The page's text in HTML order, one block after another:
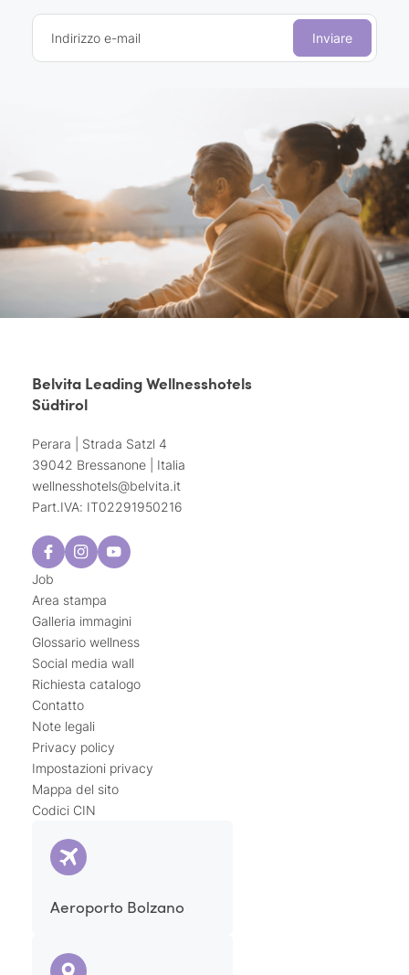
Indirizzo e-mail Inviare
Belvita Leading Wellnesshotels
Südtirol
Perara | Strada Satzl 4
39042 Bressanone | Italia
wellnesshotels@belvita.it
Part.IVA: IT02291950216
Job
Area stampa
Galleria immagini
Glossario wellness
Social media wall
Richiesta catalogo
Contatto
Note legali
Privacy policy
Impostazioni privacy
Mappa del sito
Codici CIN
Aeroporto Bolzano